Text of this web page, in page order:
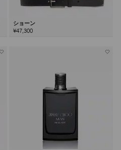
ショーン
¥47,300